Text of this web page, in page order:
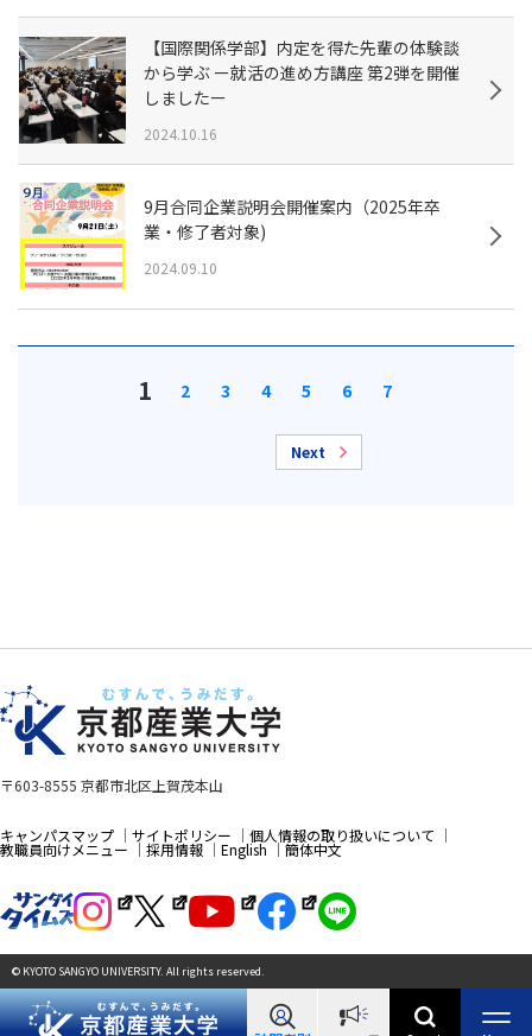
【国際関係学部】内定を得た先輩の体験談
から学ぶ ー就活の進め方講座 第2弾を開催
しましたー
2024.10.16
9月合同企業説明会開催案内（2025年卒
業・修了者対象)
2024.09.10
1 2 3 4 5 6 7
Next
〒603-8555 京都市北区上賀茂本山
キャンパスマップ サイトポリシー 個人情報の取り扱いについて
教職員向けメニュー 採用情報 English 簡体中文
© KYOTO SANGYO UNIVERSITY. All rights reserved.